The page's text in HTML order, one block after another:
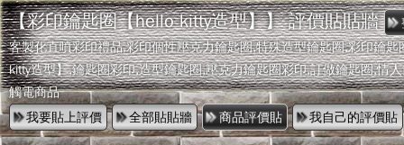
【彩印鑰匙圈【hello kitty造型】】 評價貼貼牆
客製化直噴彩印禮品,彩印個性壓克力鑰匙圈,特殊造型鑰匙圈,彩印鑰匙
kitty造型】,鑰匙圈彩印,造型鑰匙圈,壓克力鑰匙圈彩印,訂做鑰匙圈,情
觸電商品